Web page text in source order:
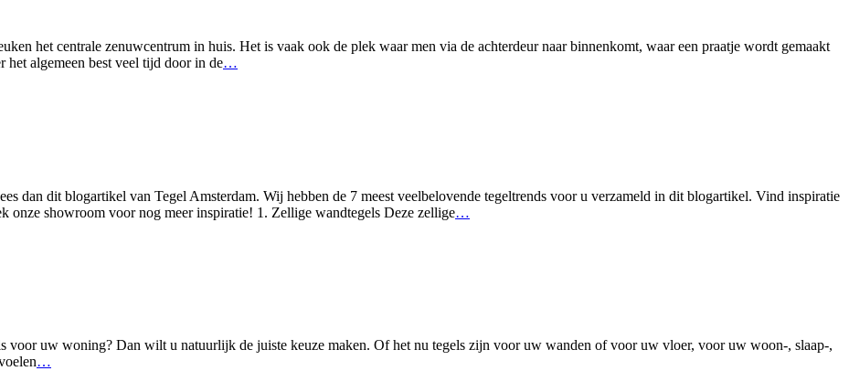
het centrale zenuwcentrum in huis. Het is vaak ook de plek waar men via de achterdeur naar binnenkomt, waar een praatje wordt gemaakt
algemeen best veel tijd door in de…
dan dit blogartikel van Tegel Amsterdam. Wij hebben de 7 meest veelbelovende tegeltrends voor u verzameld in dit blogartikel. Vind inspiratie
onze showroom voor nog meer inspiratie! 1. Zellige wandtegels Deze zellige…
voor uw woning? Dan wilt u natuurlijk de juiste keuze maken. Of het nu tegels zijn voor uw wanden of voor uw vloer, voor uw woon-, slaap-,
…